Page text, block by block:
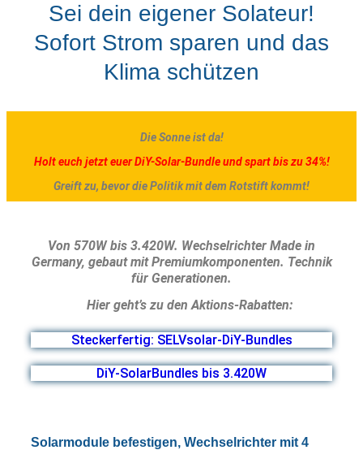
Sei dein eigener Solateur!
Sofort Strom sparen und das
Klima schützen
Die Sonne ist da!
Holt euch jetzt euer DiY-Solar-Bundle und spart bis zu 34%!
Greift zu, bevor die Politik mit dem Rotstift kommt!
Von 570W bis 3.420W. Wechselrichter Made in
Germany, gebaut mit Premiumkomponenten. Technik
für Generationen.
Hier geht’s zu den Aktions-Rabatten:
Steckerfertig: SELVsolar-DiY-Bundles
DiY-SolarBundles bis 3.420W
Solarmodule befestigen, Wechselrichter mit 4